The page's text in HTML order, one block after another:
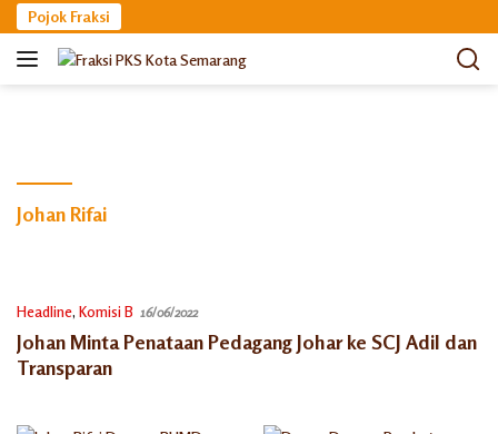
Langsung
ke
konten
Pojok Fraksi
Johan Rifai
Headline, Komisi B 16/06/2022
Johan Minta Penataan Pedagang Johar ke SCJ Adil dan
Transparan